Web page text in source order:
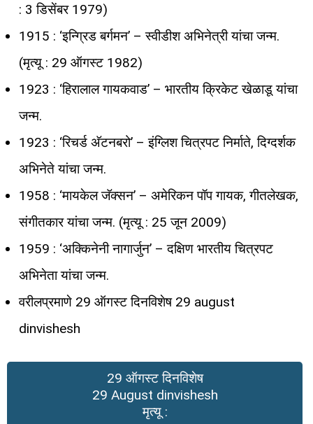
: 3 डिसेंबर 1979)
1915 : ‘इन्ग्रिड बर्गमन’ – स्वीडीश अभिनेत्री यांचा जन्म.
(मृत्यू : 29 ऑगस्ट 1982)
1923 : ‘हिरालाल गायकवाड’ – भारतीय क्रिकेट खेळाडू यांचा
जन्म.
1923 : ‘रिचर्ड अ‍ॅटनबरो’ – इंग्लिश चित्रपट निर्माते, दिग्दर्शक
अभिनेते यांचा जन्म.
1958 : ‘मायकेल जॅक्सन’ – अमेरिकन पॉप गायक, गीतलेखक,
संगीतकार यांचा जन्म. (मृत्यू : 25 जून 2009)
1959 : ‘अक्किनेनी नागार्जुन’ – दक्षिण भारतीय चित्रपट
अभिनेता यांचा जन्म.
वरीलप्रमाणे 29 ऑगस्ट दिनविशेष 29 august
dinvishesh
29 ऑगस्ट दिनविशेष
29 August dinvishesh
मृत्यू :